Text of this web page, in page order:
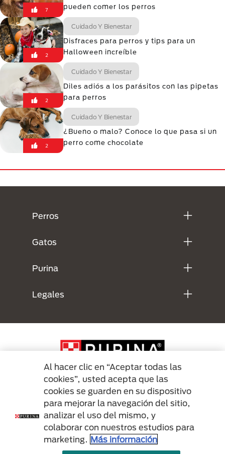
7
pueden comer los perros
2
Cuidado Y Bienestar
Disfraces para perros y tips para un
Halloween increíble
2
Cuidado Y Bienestar
Diles adiós a los parásitos con las pipetas
para perros
2
Cuidado Y Bienestar
¿Bueno o malo? Conoce lo que pasa si un
perro come chocolate
Perros
Gatos
Purina
Legales
Menu Footer Secundario Purina
All Nestlé Purina trademarks owned by Société des Produits Nestlé S.A.,
Vevey, Switzerland or are used with permission.
Al hacer clic en “Aceptar todas las
cookies”, usted acepta que las
cookies se guarden en su dispositivo
para mejorar la navegación del sitio,
analizar el uso del mismo, y
colaborar con nuestros estudios para
marketing. Más información